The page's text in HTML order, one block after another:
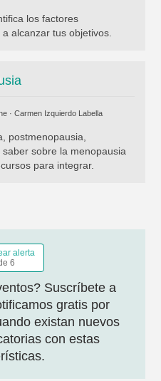
los factores
alcanzar tus objetivos.
· Carmen Izquierdo Labella
postmenopausia,
sobre la menopausia
para integrar.
alerta
6
Suscríbete a
gratis por
existan nuevos
con estas